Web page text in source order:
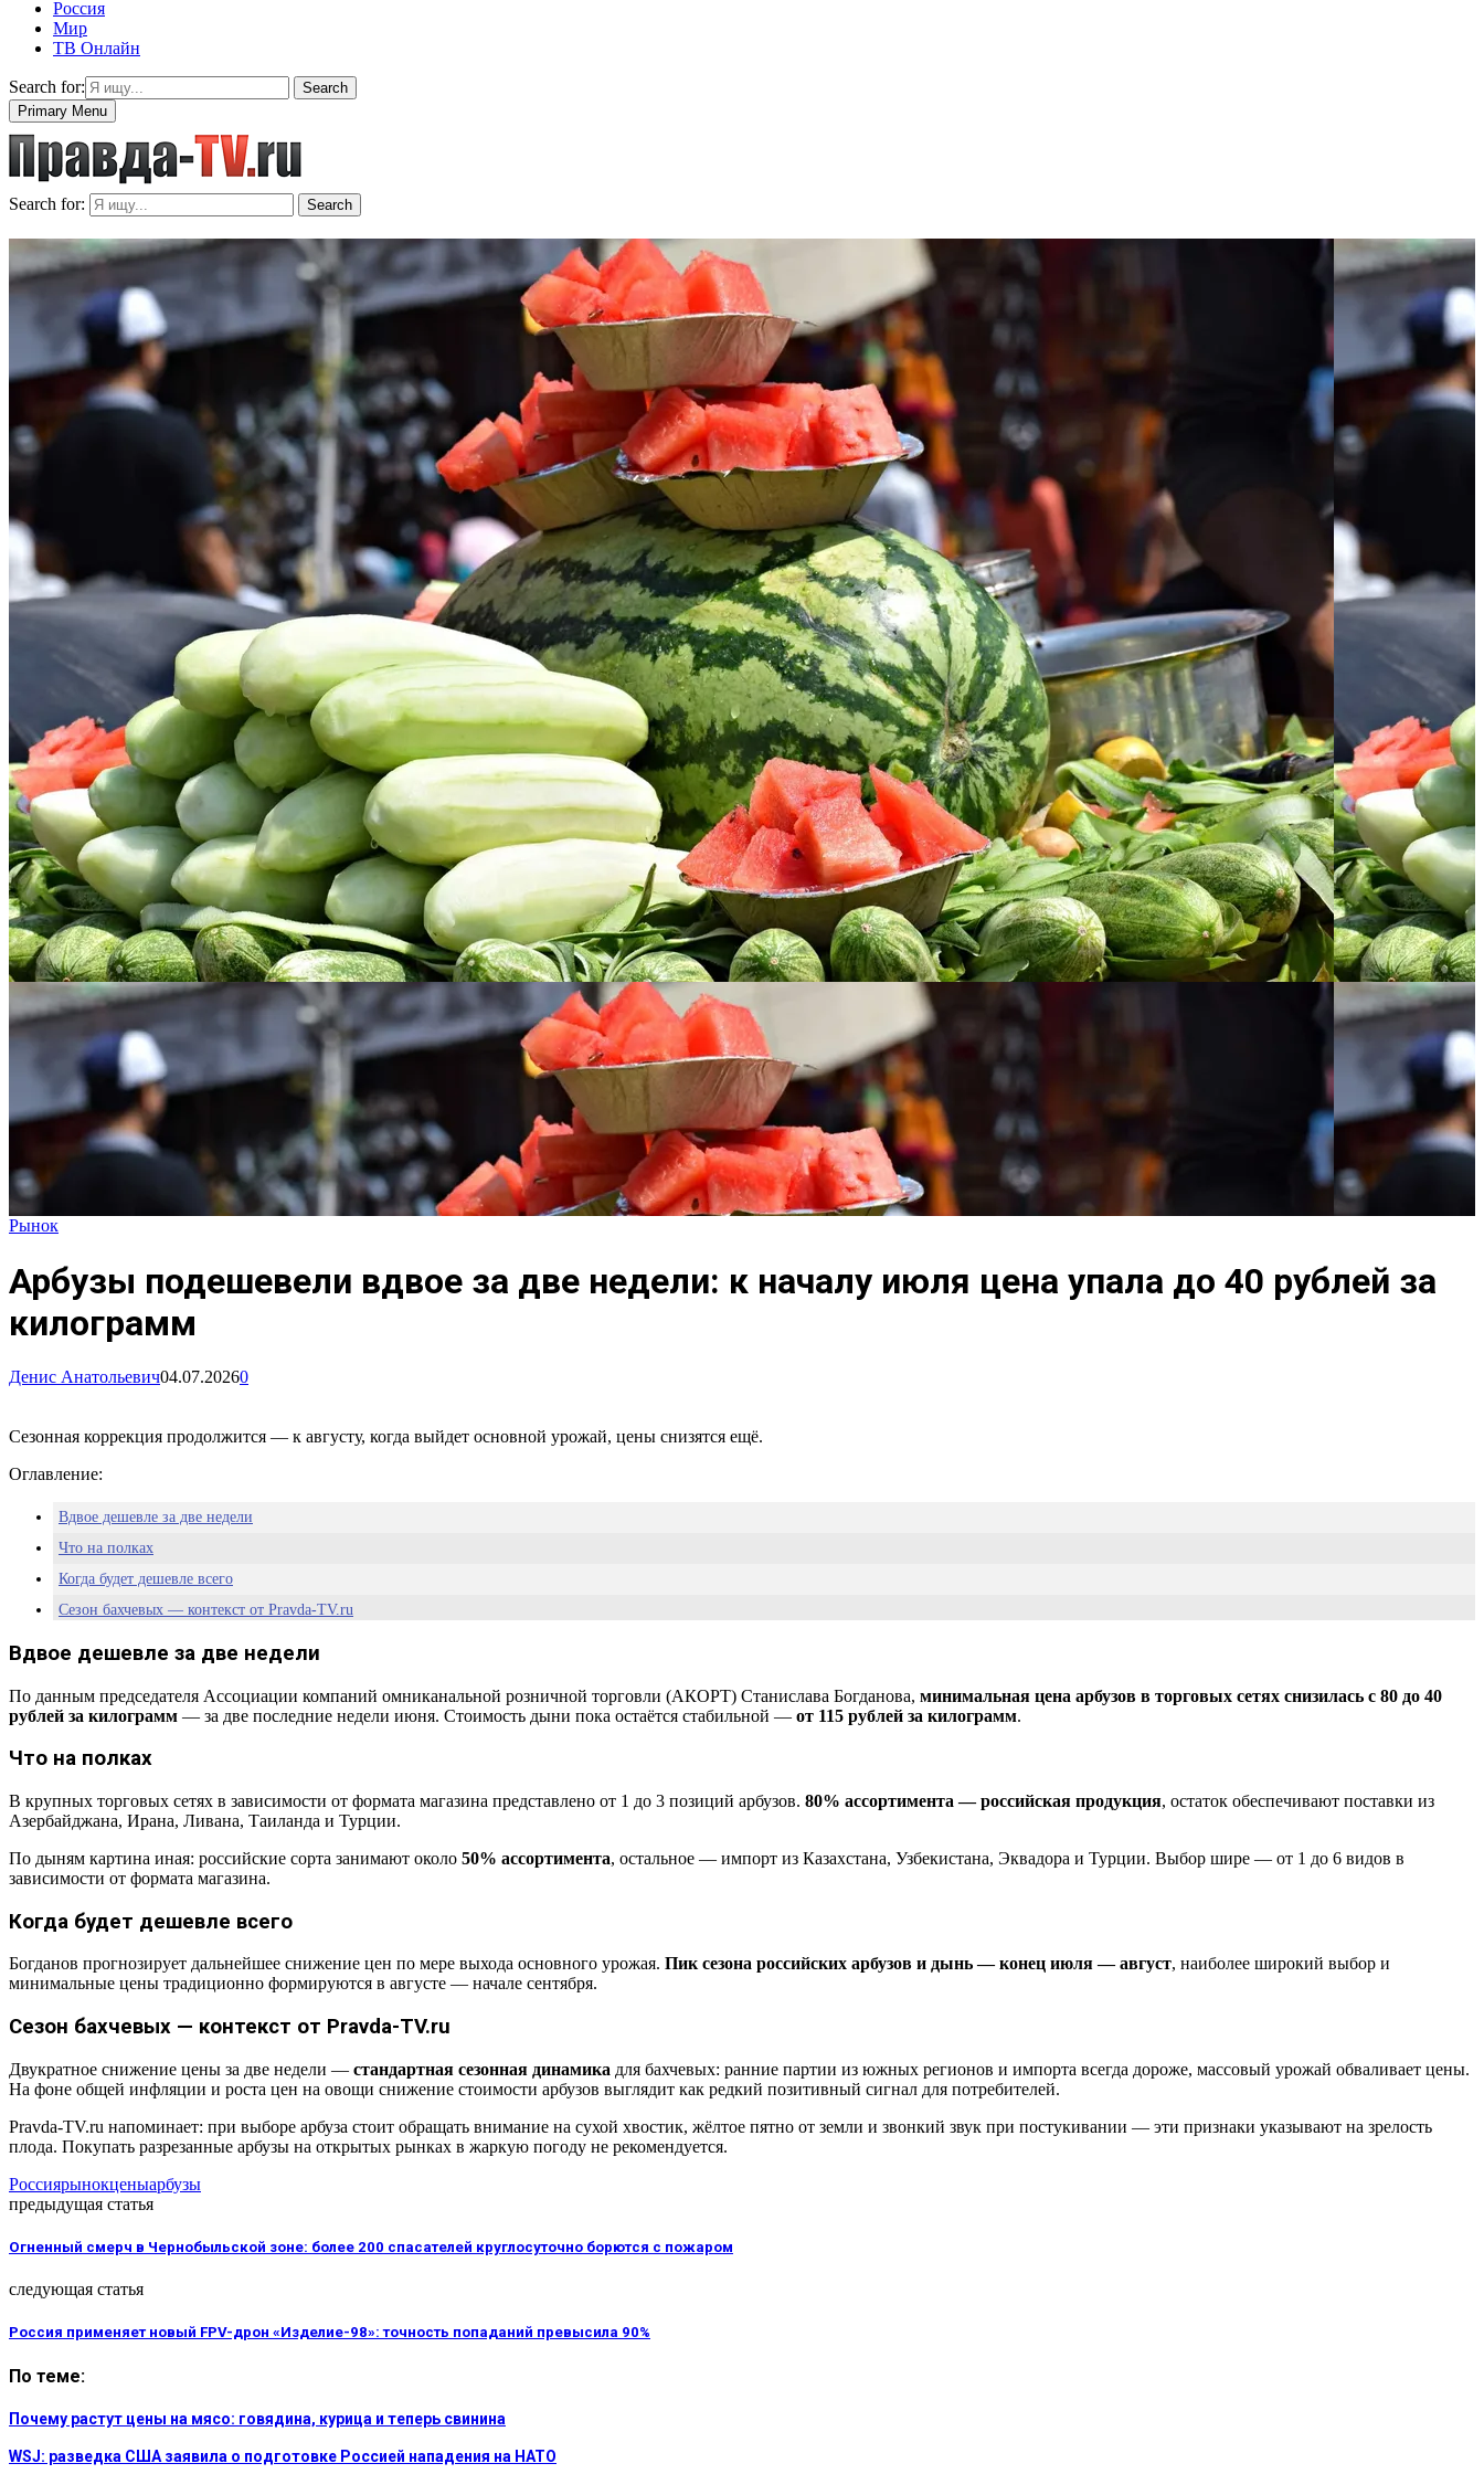
Россия
Мир
ТВ Онлайн
Search for:
Search
Primary Menu
Search for: Search
Рынок
Арбузы подешевели вдвое за две недели: к началу июля цена упала до 40 рублей за
килограмм
Денис Анатольевич04.07.20260
Сезонная коррекция продолжится — к августу, когда выйдет основной урожай, цены снизятся ещё.
Оглавление:
Вдвое дешевле за две недели
Что на полках
Когда будет дешевле всего
Сезон бахчевых — контекст от Pravda-TV.ru
Вдвое дешевле за две недели
По данным председателя Ассоциации компаний омниканальной розничной торговли (АКОРТ) Станислава Богданова, минимальная цена арбузов в торговых сетях снизилась с 80 до 40
рублей за килограмм — за две последние недели июня. Стоимость дыни пока остаётся стабильной — от 115 рублей за килограмм.
Что на полках
В крупных торговых сетях в зависимости от формата магазина представлено от 1 до 3 позиций арбузов. 80% ассортимента — российская продукция, остаток обеспечивают поставки из
Азербайджана, Ирана, Ливана, Таиланда и Турции.
По дыням картина иная: российские сорта занимают около 50% ассортимента, остальное — импорт из Казахстана, Узбекистана, Эквадора и Турции. Выбор шире — от 1 до 6 видов в
зависимости от формата магазина.
Когда будет дешевле всего
Богданов прогнозирует дальнейшее снижение цен по мере выхода основного урожая. Пик сезона российских арбузов и дынь — конец июля — август, наиболее широкий выбор и
минимальные цены традиционно формируются в августе — начале сентября.
Сезон бахчевых — контекст от Pravda-TV.ru
Двукратное снижение цены за две недели — стандартная сезонная динамика для бахчевых: ранние партии из южных регионов и импорта всегда дороже, массовый урожай обваливает цены.
На фоне общей инфляции и роста цен на овощи снижение стоимости арбузов выглядит как редкий позитивный сигнал для потребителей.
Pravda-TV.ru напоминает: при выборе арбуза стоит обращать внимание на сухой хвостик, жёлтое пятно от земли и звонкий звук при постукивании — эти признаки указывают на зрелость
плода. Покупать разрезанные арбузы на открытых рынках в жаркую погоду не рекомендуется.
Россиярынокценыарбузы
предыдущая статья
Огненный смерч в Чернобыльской зоне: более 200 спасателей круглосуточно борются с пожаром
следующая статья
Россия применяет новый FPV-дрон «Изделие-98»: точность попаданий превысила 90%
По теме:
Почему растут цены на мясо: говядина, курица и теперь свинина
WSJ: разведка США заявила о подготовке Россией нападения на НАТО